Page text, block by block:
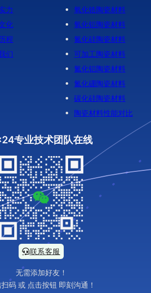
力
化
程
们
氧化锆陶瓷材料
氧化铝陶瓷材料
氮化硅陶瓷材料
可加工陶瓷材料
氮化铝陶瓷材料
氮化硼陶瓷材料
碳化硅陶瓷材料
陶瓷材料性能对比
专业技术团队在线
联系客服
无需添加好友！
码 或 点击按钮 即刻沟通！